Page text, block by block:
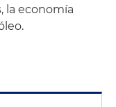
la economía